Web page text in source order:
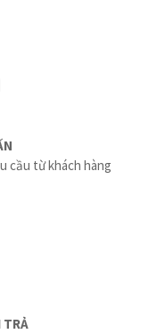
cầu từ khách hàng
TRẢ